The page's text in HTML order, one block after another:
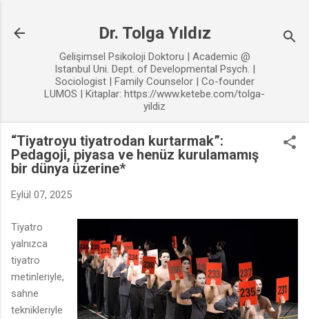
Dr. Tolga Yıldız
Gelişimsel Psikoloji Doktoru | Academic @
Istanbul Uni. Dept. of Developmental Psych. |
Sociologist | Family Counselor | Co-founder
LUMOS | Kitaplar: https://www.ketebe.com/tolga-
yildiz
“Tiyatroyu tiyatrodan kurtarmak”:
Pedagoji, piyasa ve henüz kurulamamış
bir dünya üzerine*
Eylül 07, 2025
Tiyatro
yalnızca
tiyatro
metinleriyle,
sahne
teknikleriyle